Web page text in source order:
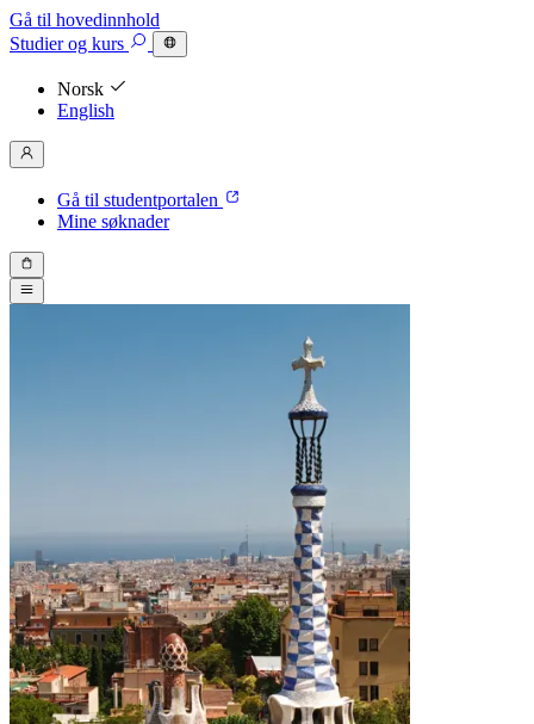
Gå til hovedinnhold
Studierog kurs
Norsk
English
Gå til studentportalen
Mine søknader